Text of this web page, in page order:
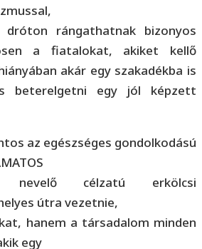
dróton rángathatnak bizonyos
a fiatalokat, akiket kellő
akár egy szakadékba is
beterelgetni egy jól képzett
az egészséges gondolkodású
célzatú erkölcsi
útra vezetnie,
hanem a társadalom minden
egy